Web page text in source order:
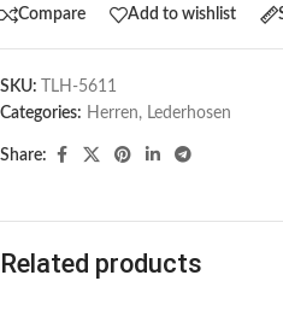
Compare Add to wishlist
SKU:
TLH-5611
Categories: Herren, Lederhosen
Share:
Related products